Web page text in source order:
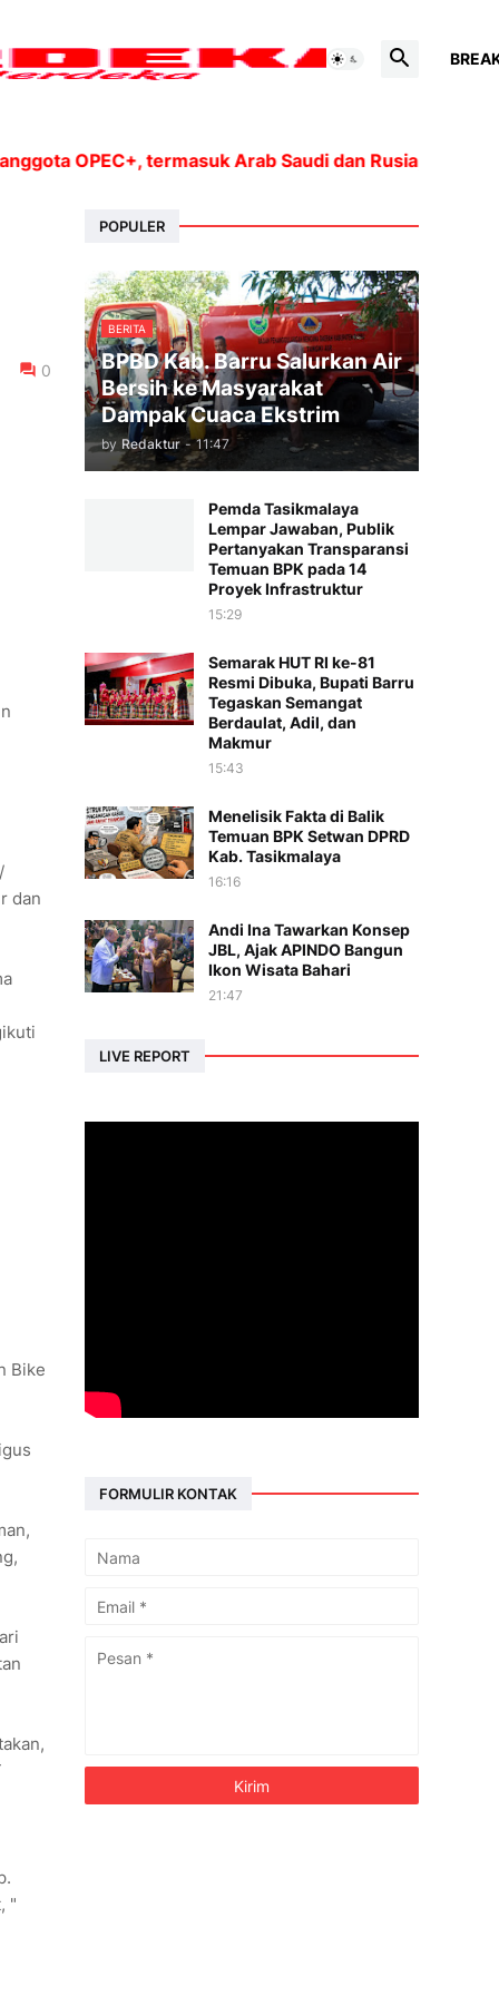
OPEC+, termasuk Arab Saudi dan Rusia, akan
0
dan
Bike
"
POPULER
BERITA
BPBD Kab. Barru Salurkan Air
Bersih ke Masyarakat
Dampak Cuaca Ekstrim
by Redaktur - 11:47
Pemda Tasikmalaya
Lempar Jawaban, Publik
Pertanyakan Transparansi
Temuan BPK pada 14
Proyek Infrastruktur
15:29
Semarak HUT RI ke-81
Resmi Dibuka, Bupati Barru
Tegaskan Semangat
Berdaulat, Adil, dan
Makmur
15:43
Menelisik Fakta di Balik
Temuan BPK Setwan DPRD
Kab. Tasikmalaya
16:16
Andi Ina Tawarkan Konsep
JBL, Ajak APINDO Bangun
Ikon Wisata Bahari
21:47
LIVE REPORT
FORMULIR KONTAK